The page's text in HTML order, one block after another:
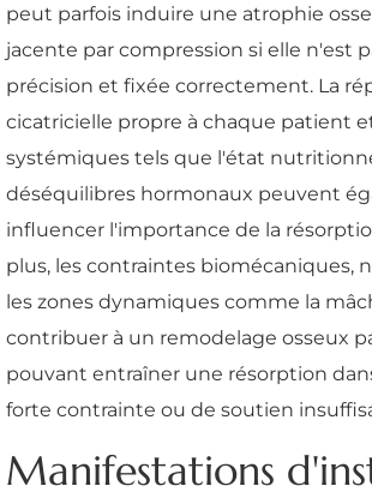
peut parfois induire une atrophie
jacente par compression si elle n'est
précision et fixée correctement. La
cicatricielle propre à chaque patient
systémiques tels que l'état
déséquilibres hormonaux peuvent
influencer l'importance de la
plus, les contraintes biomécaniques,
les zones dynamiques comme la
contribuer à un remodelage osseux
pouvant entraîner une résorption
forte contrainte ou de soutien
Manifestations